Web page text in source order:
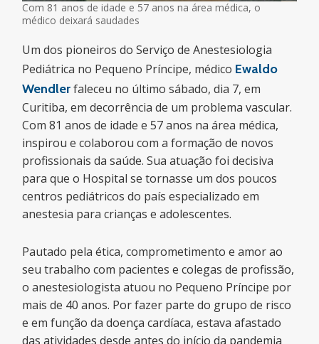
Com 81 anos de idade e 57 anos na área médica, o
médico deixará saudades
Um dos pioneiros do Serviço de Anestesiologia
Pediátrica no Pequeno Príncipe, médico Ewaldo
Wendlerfaleceu no último sábado, dia 7, em
Curitiba, em decorrência de um problema vascular.
Com 81 anos de idade e 57 anos na área médica,
inspirou e colaborou com a formação de novos
profissionais da saúde. Sua atuação foi decisiva
para que o Hospital se tornasse um dos poucos
centros pediátricos do país especializado em
anestesia para crianças e adolescentes.
Pautado pela ética, comprometimento e amor ao
seu trabalho com pacientes e colegas de profissão,
o anestesiologista atuou no Pequeno Príncipe por
mais de 40 anos. Por fazer parte do grupo de risco
e em função da doença cardíaca, estava afastado
das atividades desde antes do início da pandemia